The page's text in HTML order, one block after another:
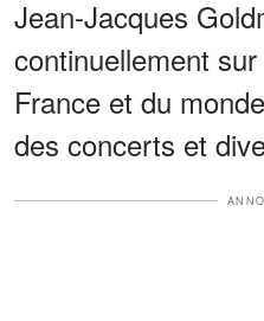
Jean-Jacques
continuellement
France et du
des concerts et